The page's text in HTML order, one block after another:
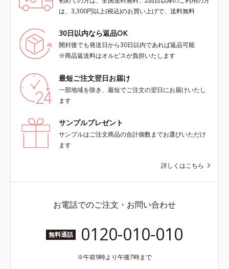
は、3,300円以上(税込)のお買い上げで、送料無料
30日以内なら返品OK
開封後でも発送日から30日以内であれば返品可能
※商品返送料はオルビスが負担いたします
最短ご注文翌日お届け
一部地域を除き、最短でご注文の翌日にお届けいたし
ます
サンプルプレゼント
サンプルはご注文商品の合計個数までお選びいただけ
ます
詳しくはこちら
お電話でのご注文・お問い合わせ
無料通話 0120-010-010
午前9時より午後7時まで